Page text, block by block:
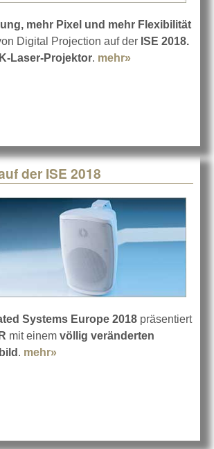
mehr Pixel und mehr Flexibilität
Digital Projection auf der ISE 2018.
Laser-Projektor. mehr»
der ISE 2018
Systems Europe 2018 präsentiert
mit einem völlig veränderten
. mehr»